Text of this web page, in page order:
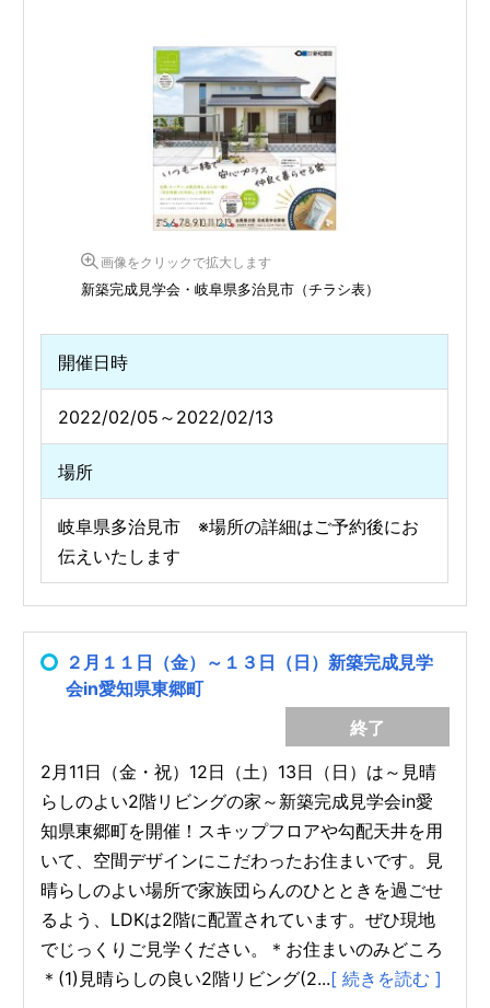
画像をクリックで拡大します
新築完成見学会・岐阜県多治見市（チラシ表）
開催日時
2022/02/05～2022/02/13
場所
岐阜県多治見市 ※場所の詳細はご予約後にお
伝えいたします
２月１１日（金）～１３日（日）新築完成見学
会in愛知県東郷町
終了
2月11日（金・祝）12日（土）13日（日）は～見晴
らしのよい2階リビングの家～新築完成見学会in愛
知県東郷町を開催！スキップフロアや勾配天井を用
いて、空間デザインにこだわったお住まいです。見
晴らしのよい場所で家族団らんのひとときを過ごせ
るよう、LDKは2階に配置されています。ぜひ現地
でじっくりご見学ください。＊お住まいのみどころ
＊(1)見晴らしの良い2階リビング(2...[ 続きを読む ]